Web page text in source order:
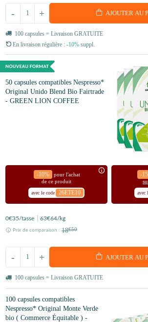
+
- AJOUTER AU
100 capsules = Livraison GRATUITE
En livraison régulière : -10% suppl.
50 capsules compatibles Nespresso*
Original Unido Blend Bio Fairtrade
- GREEN LION COFFEE
-10%
pour l'achat
de ce produit
avec le code 26ETE10
-
avec
0€35/tasse 63€64/kg
Prix de comparaison : 18€50
+
- AJOUTER AU
100 capsules = Livraison GRATUITE
100 capsules compatibles
Nespresso* Original Monte Verde
bio ( Commerce Équitable ) -